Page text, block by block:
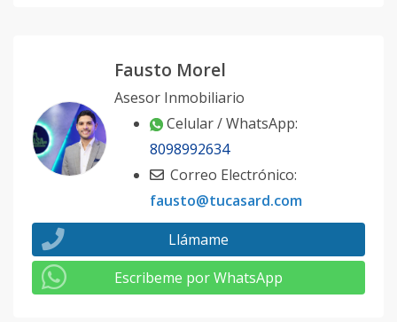
Fausto Morel
Asesor Inmobiliario
Celular / WhatsApp:
8098992634
Correo Electrónico:
fausto@tucasard.com
Llámame
Escribeme por WhatsApp